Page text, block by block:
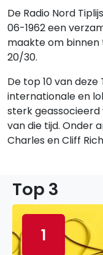
De Radio Nord
06-1962 een
maakte om binnen
20/30.
De top 10 van
internationale en
sterk
van die tijd. Onder
Charles en Cliff
Top 3
1